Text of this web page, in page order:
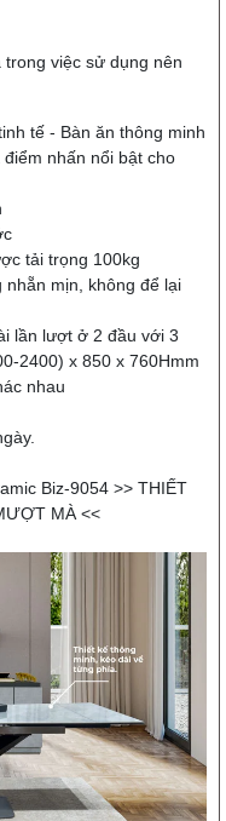
trong việc sử dụng nên
tế - Bàn ăn thông minh
điểm nhấn nổi bật cho
tải trọng 100kg
nhẵn mịn, không để lại
lần lượt ở 2 đầu với 3
2400) x 850 x 760Hmm
nhau
Biz-9054 >> THIẾT
MÀ <<